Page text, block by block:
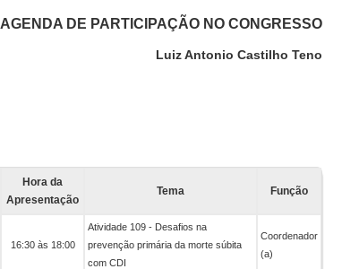
AGENDA DE PARTICIPAÇÃO NO CONGRESSO
Luiz Antonio Castilho Teno
Hora da
Apresentação
Tema Função
16:30 às 18:00
Atividade 109 - Desafios na
prevenção primária da morte súbita
com CDI
Coordenador
(a)